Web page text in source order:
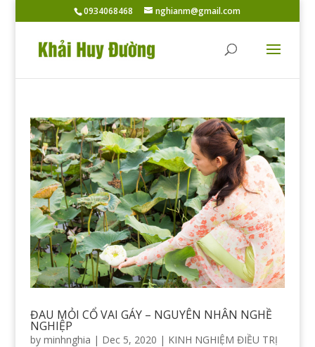
0934068468 nghianm@gmail.com
ĐAU MỎI CỔ VAI GÁY – NGUYÊN NHÂN NGHỀ
NGHIỆP
by minhnghia | Dec 5, 2020 | KINH NGHIỆM ĐIỀU TRỊ